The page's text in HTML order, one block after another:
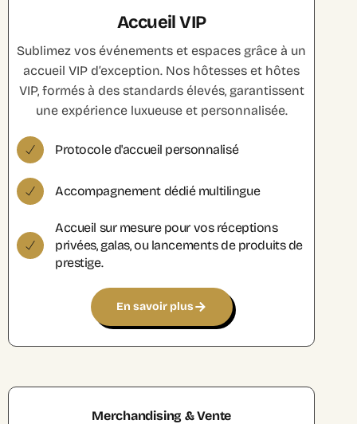
Accueil VIP
Sublimez vos événements et espaces grâce à un
accueil VIP d’exception. Nos hôtesses et hôtes
VIP, formés à des standards élevés, garantissent
une expérience luxueuse et personnalisée.
Protocole d'accueil personnalisé
Accompagnement dédié multilingue
Accueil sur mesure pour vos réceptions
privées, galas, ou lancements de produits de
prestige.
En savoir plus
Merchandising & Vente